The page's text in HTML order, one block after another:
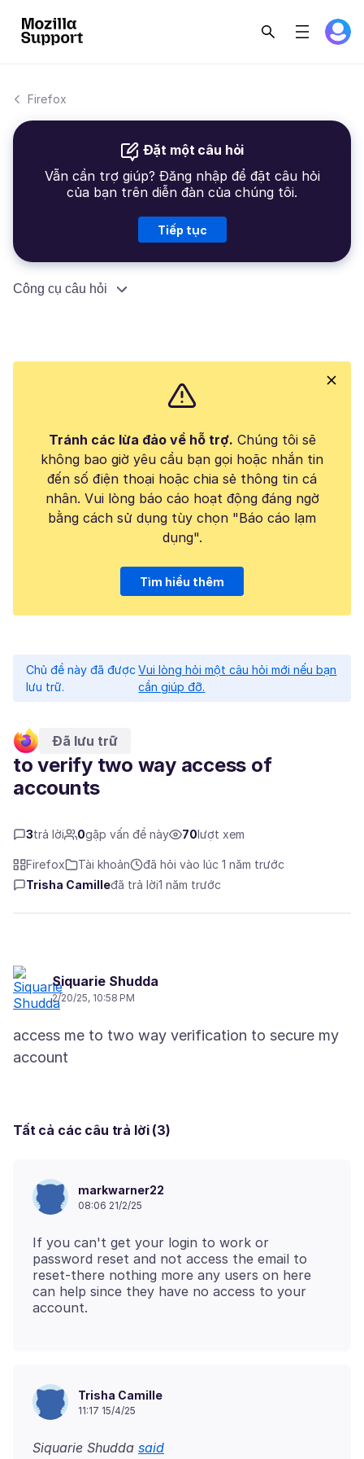
Firefox
Đặt một câu hỏi
Vẫn cần trợ giúp? Đăng nhập để đặt câu hỏi
của bạn trên diễn đàn của chúng tôi.
Tiếp tục
Công cụ câu hỏi
Tránh các lừa đảo về hỗ trợ. Chúng tôi sẽ
không bao giờ yêu cầu bạn gọi hoặc nhắn tin
đến số điện thoại hoặc chia sẻ thông tin cá
nhân. Vui lòng báo cáo hoạt động đáng ngờ
bằng cách sử dụng tùy chọn "Báo cáo lạm
dụng".
Tìm hiểu thêm
Chủ đề này đã được
lưu trữ.
Vui lòng hỏi một câu hỏi mới nếu bạn
cần giúp đỡ.
Đã lưu trữ
to verify two way access of
accounts
3trả lời 0gặp vấn đề này 70lượt xem
Firefox Tài khoản
đã hỏi vào lúc 1 năm trước
Trisha Camilleđã trả lời1 năm trước
Siquarie Shudda
2/20/25, 10:58 PM
access me to two way verification to secure my
Tất cả các câu trả lời (3)
markwarner22
08:06 21/2/25
If you can't get your login to work or
password reset and not access the email to
reset-there nothing more any users on here
can help since they have no access to your
Trisha Camille
11:17 15/4/25
Siquarie Shudda said